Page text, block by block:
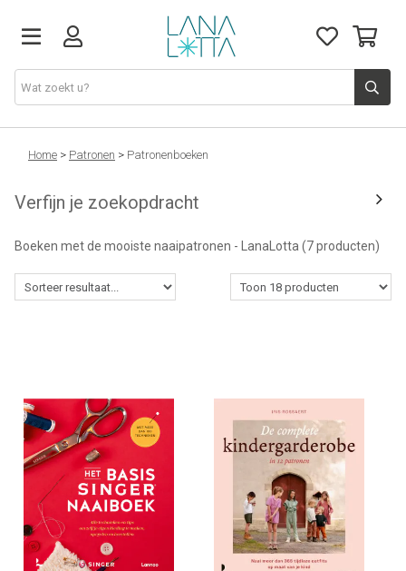
Stoffen
Fournituren
Naaigerief
Patronen
Workshops
Tips & tricks
Cadeaubon
Solden
Home > Patronen > Patronenboeken
Verfijn je zoekopdracht
Boeken met de mooiste naaipatronen - LanaLotta (7 producten)